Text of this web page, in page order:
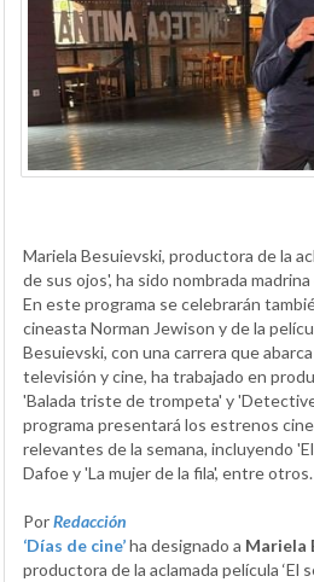
Mariela Besuievski, productora de la
de sus ojos', ha sido nombrada
En este programa se celebrarán
cineasta Norman Jewison y de la
Besuievski, con una carrera que
televisión y cine, ha trabajado en
'Balada triste de trompeta' y
programa presentará los estrenos
relevantes de la semana, incluyendo
Dafoe y 'La mujer de la fila', entre otros.
PorRedacción
‘Días de cine’ha designado a Mariela
productora de la aclamada película ‘El